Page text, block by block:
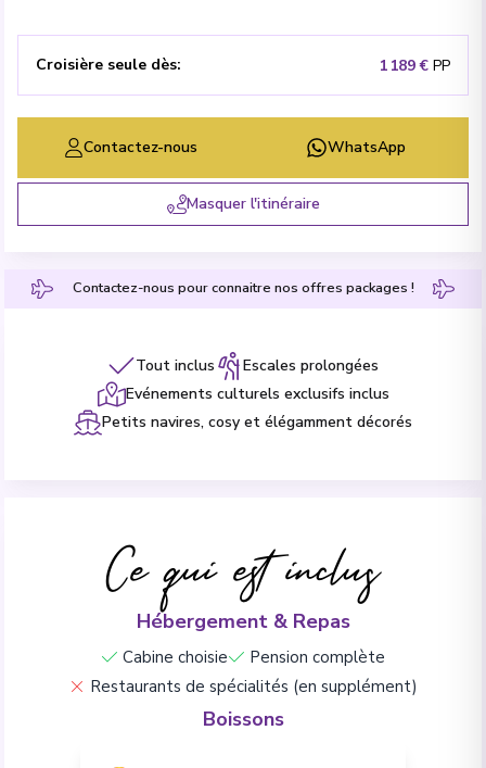
Croisière seule dès: 1 189 € PP
Contactez-nous WhatsApp
Masquer l'itinéraire
Contactez-nous pour connaitre nos offres packages !
Tout inclus
Escales prolongées
Evénements culturels exclusifs inclus
Petits navires, cosy et élégamment décorés
Ce qui est inclus
Hébergement & Repas
Cabine choisie
Pension complète
Restaurants de spécialités (en supplément)
Boissons